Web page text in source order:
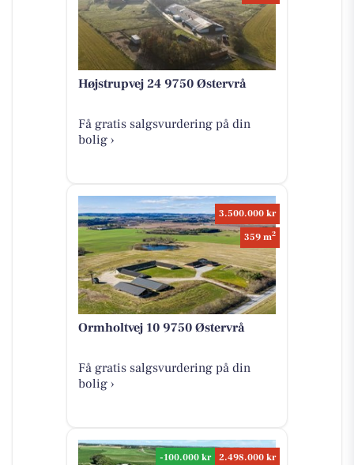
Højstrupvej 24 9750 Østervrå
Få gratis salgsvurdering på din
bolig ›
3.500.000 kr
359 m2
Ormholtvej 10 9750 Østervrå
Få gratis salgsvurdering på din
bolig ›
-100.000 kr
2.498.000 kr